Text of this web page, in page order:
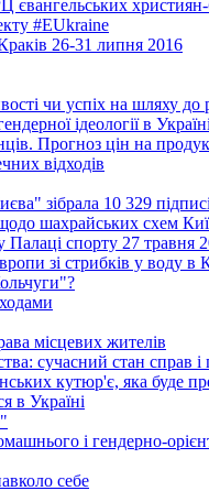
євангельських християн-
#EUkraine
26-31 липня 2016
чи успіх на шляху до
ідеології в
Прогноз цін на
відходів
зібрала 10 329
шахрайських схем
спорту 27 травня
зі стрибків у воду в
місцевих жителів
сучасний стан справ
кутюр'є, яка буде
в Україні
і гендерно-
себе